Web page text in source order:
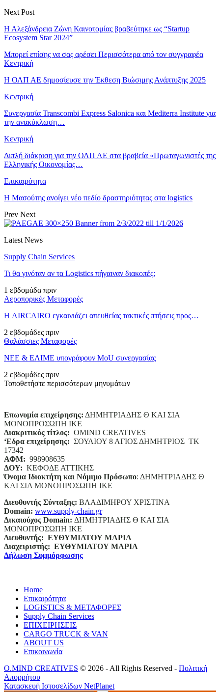
Next Post
Η Αλεξάνδρεια Ζώνη Καινοτομίας βραβεύτηκε ως “Startup
Ecosystem Star 2024”
Μπορεί επίσης να σας αρέσει Περισσότερα από τον συγγραφέα
Κεντρική
Η ΟΛΠ ΑΕ δημοσίευσε την Έκθεση Βιώσιμης Ανάπτυξης 2025
Κεντρική
Συνεργασία Transcombi Express Salonica και Mediterra Institute για
την ανακύκλωση…
Κεντρική
Διπλή διάκριση για την ΟΛΠ ΑΕ στα βραβεία «Πρωταγωνιστές της
Ελληνικής Οικονομίας…
Επικαιρότητα
Η Μασούτης ανοίγει νέο πεδίο δραστηριότητας στα logistics
Prev Next
Latest News
Supply Chain Services
Τι θα γινόταν αν τα Logistics πήγαιναν διακοπές;
1 εβδομάδα πριν
Αεροπορικές Μεταφορές
Η AIRCAIRO εγκαινιάζει απευθείας τακτικές πτήσεις προς…
2 εβδομάδες πριν
Θαλάσσιες Μεταφορές
ΝΕΕ & ΕΛΙΜΕ υπογράφουν MoU συνεργασίας
2 εβδομάδες πριν
Τοποθετήστε περισσότερων μηνυμάτων
Επωνυμία επιχείρησης: ΔΗΜΗΤΡΙΑΔΗΣ Θ ΚΑΙ ΣΙΑ
ΜΟΝΟΠΡΟΣΩΠΗ ΙΚΕ
Διακριτικός τίτλος: ΟΜΙΝD CREATIVES
‘Eδρα επιχείρησης: ΣΟΥΛΙΟΥ 8 ΑΓΙΟΣ ΔΗΜΗΤΡΙΟΣ ΤΚ
17342
ΑΦΜ: 998908635
ΔΟΥ: ΚΕΦΟΔΕ ΑΤΤΙΚΗΣ
Όνομα Ιδιοκτήτη και Νόμιμο Πρόσωπο: ΔΗΜΗΤΡΙΑΔΗΣ Θ
ΚΑΙ ΣΙΑ ΜΟΝΟΠΡΟΣΩΠΗ ΙΚΕ
Διευθυντής Σύνταξης: ΒΛΑΔΙΜΗΡΟΥ ΧΡΙΣΤΙΝΑ
Domain: www.supply-chain.gr
Δικαιούχος Domain: ΔΗΜΗΤΡΙΑΔΗΣ Θ ΚΑΙ ΣΙΑ
ΜΟΝΟΠΡΟΣΩΠΗ ΙΚΕ
Διευθυντής: ΕΥΘΥΜΙΑΤΟΥ ΜΑΡΙΑ
Διαχειριστής: ΕΥΘΥΜΙΑΤΟΥ ΜΑΡΙΑ
Δήλωση Συμμόρφωσης
Home
Επικαιρότητα
LOGISTICS & ΜΕΤΑΦΟΡΕΣ
Supply Chain Services
ΕΠΙΧΕΙΡΗΣΕΙΣ
CARGO TRUCK & VAN
ABOUT US
Επικοινωνία
O.MIND CREATIVES © 2026 - All Rights Reserved - Πολιτική
Απορρήτου
Κατασκευή Ιστοσελίδων NetPlanet